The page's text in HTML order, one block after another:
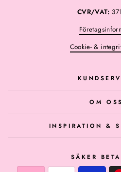
CVR/VAT:
Cookie- &
OM OSS
INSPIRATION &
SÄKER